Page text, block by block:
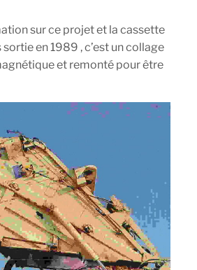
sur ce projet et la cassette
sortie en 1989 , c’est un collage
et remonté pour être